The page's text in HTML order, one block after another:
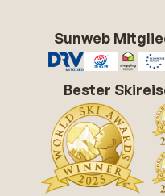
Sunweb
Bester